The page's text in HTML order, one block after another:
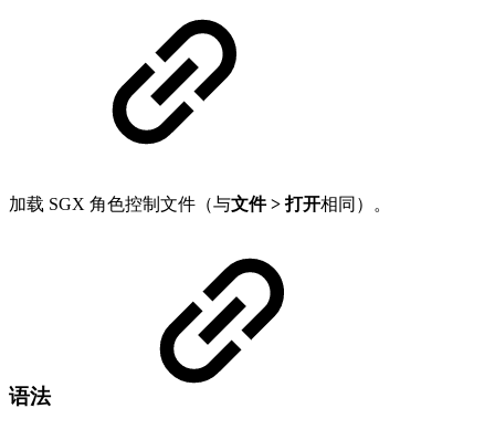
加载 SGX 角色控制文件（与文件 > 打开相同）。
语法